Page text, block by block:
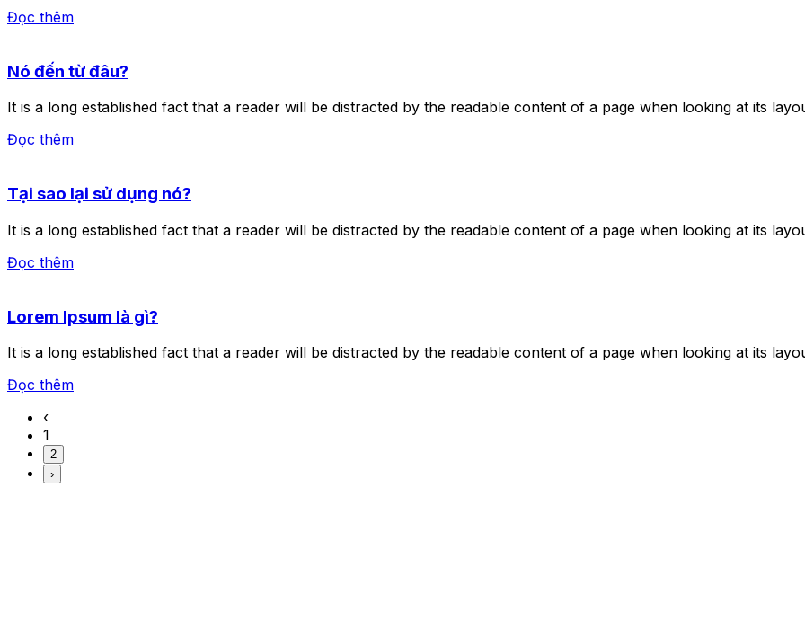
Đọc thêm
Nó đến từ đâu?
It is a long established fact that a reader will be distracted by the readable content of a page when looking at its
Đọc thêm
Tại sao lại sử dụng nó?
It is a long established fact that a reader will be distracted by the readable content of a page when looking at its
Đọc thêm
Lorem Ipsum là gì?
It is a long established fact that a reader will be distracted by the readable content of a page when looking at its
Đọc thêm
‹
1
2
›